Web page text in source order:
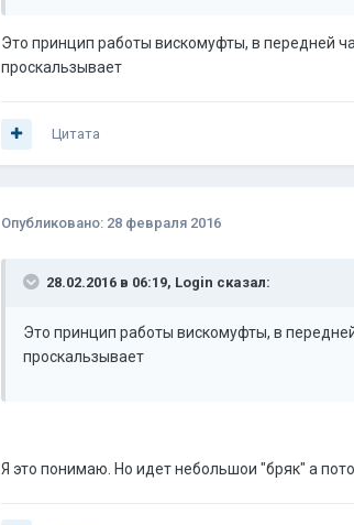
Это принцип работы вискомуфты, в передней
проскальзывает
Цитата
Опубликовано: 28 февраля 2016
28.02.2016 в 06:19, Login сказал:
Это принцип работы вискомуфты, в
проскальзывает
Я это понимаю. Но идет небольшои "бряк" а